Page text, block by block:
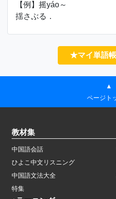
【例】摇yáo～
揺さぶる．
★マイ単語
▲
ページト
教材集
中国語会話
ひよこ中文リスニング
中国語文法大全
特集